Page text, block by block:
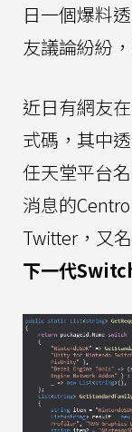
日一個爆料
友議論紛紛
近日有網友
式碼，其中
任天堂平台
消息的
Twitter，又名
下一代